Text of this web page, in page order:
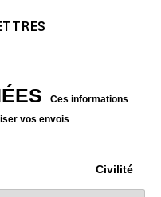
Ces informations
vos envois
Civilité